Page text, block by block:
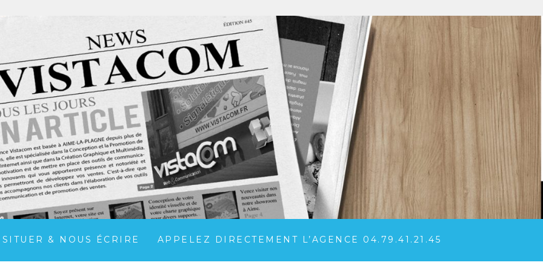
SITUER & NOUS ÉCRIRE APPELEZ DIRECTEMENT L’AGENCE 04.79.41.21.45